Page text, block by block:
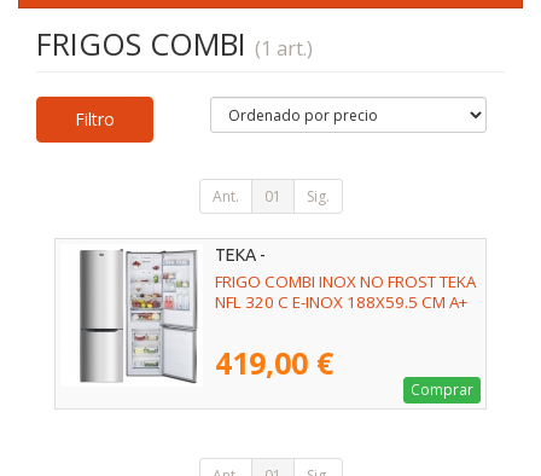
FRIGOS COMBI (1 art.)
Filtro
Ant. 01 Sig.
TEKA -
FRIGO COMBI INOX NO FROST TEKA
NFL 320 C E-INOX 188X59.5 CM A+
419,00 €
Comprar